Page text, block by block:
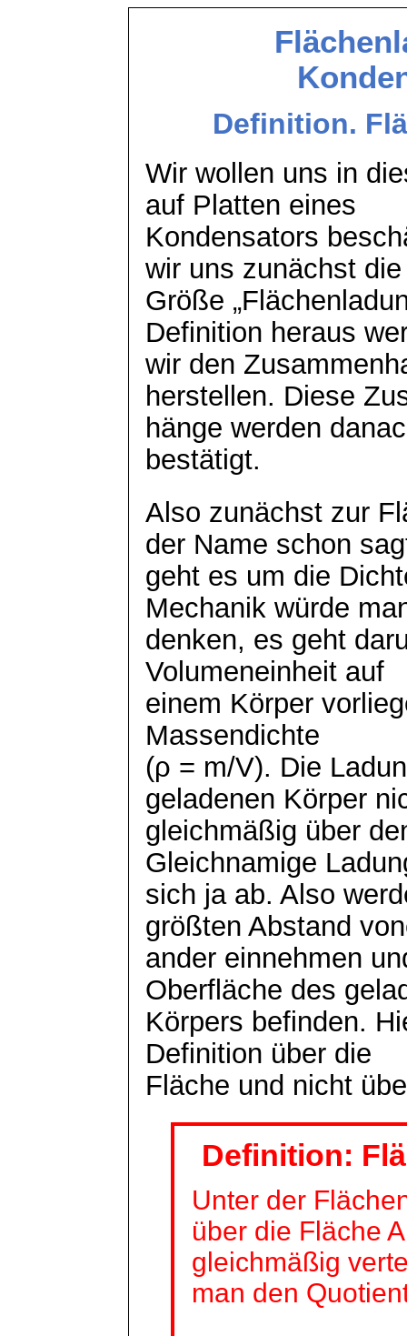
Definition.
Wir wollen uns in
auf Platten eines
Kondensators
wir uns zunächst die
Größe
Definition heraus
wir den
herstellen. Diese
hänge werden
bestätigt.
Also zunächst zur
der Name schon
geht es um die
Mechanik würde
denken, es geht
Volumeneinheit auf
einem Körper
Massendichte
(ρ = m/V). Die
geladenen Körper
gleichmäßig über
Gleichnamige
sich ja ab. Also
größten Abstand
ander einnehmen
Oberfläche des
Körpers befinden.
Definition über die
Fläche und nicht
Definition:
Unter der
über die Fläche A
gleichmäßig
man den